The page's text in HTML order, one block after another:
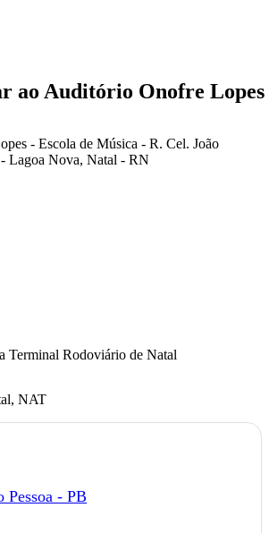
ao Auditório Onofre Lopes
- Escola de Música - R. Cel. João
Lagoa Nova, Natal - RN
Terminal Rodoviário de Natal
NAT
Pessoa - PB